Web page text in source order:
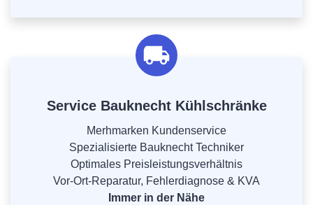
Service Bauknecht Kühlschränke
Merhmarken Kundenservice
Spezialisierte Bauknecht Techniker
Optimales Preisleistungsverhältnis
Vor-Ort-Reparatur, Fehlerdiagnose & KVA
Immer in der Nähe